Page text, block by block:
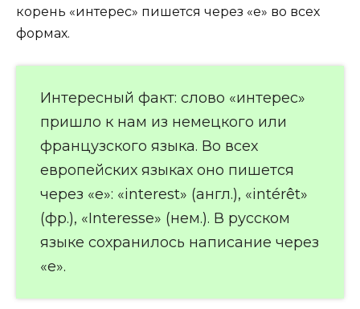
корень «интерес» пишется через «е» во всех
формах.
Интересный факт: слово «интерес»
пришло к нам из немецкого или
французского языка. Во всех
европейских языках оно пишется
через «e»: «interest» (англ.), «intérêt»
(фр.), «Interesse» (нем.). В русском
языке сохранилось написание через
«е».